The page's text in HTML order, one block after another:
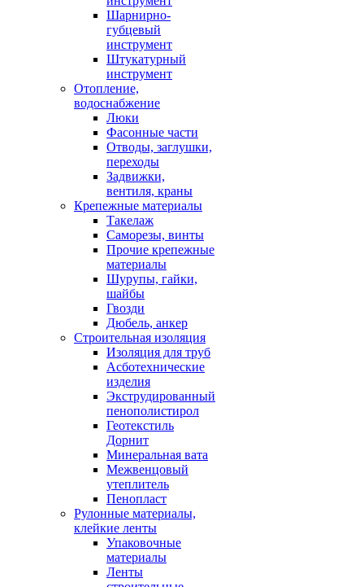
Шарнирно-
губцевый
инструмент
Штукатурный
инструмент
Отопление,
водоснабжение
Люки
Фасонные части
Отводы, заглушки,
переходы
Задвижки,
вентиля, краны
Крепежные материалы
Такелаж
Саморезы, винты
Прочие крепежные
материалы
Шурупы, гайки,
шайбы
Гвозди
Дюбель, анкер
Строительная изоляция
Изоляция для труб
Асботехнические
изделия
Экструдированный
пенополистирол
Геотекстиль
Дорнит
Минеральная вата
Межвенцовый
утеплитель
Пенопласт
Рулонные материалы,
клейкие ленты
Упаковочные
материалы
Ленты